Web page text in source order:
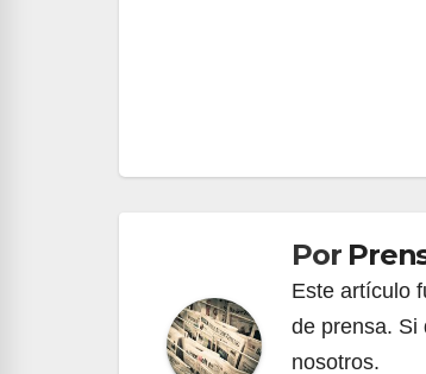
de
entradas
Por
Este artículo
de prensa. Si
nosotros.